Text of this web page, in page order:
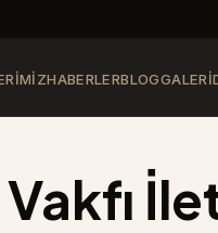
HABERLERBLOGGALERI